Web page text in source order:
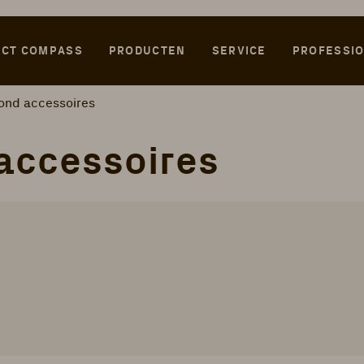
COMPASS PRODUCTEN SERVICE
accessoires